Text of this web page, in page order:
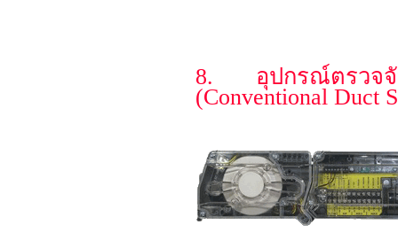
8. อุปกรณ์ตรวจ
(Conventional Duct